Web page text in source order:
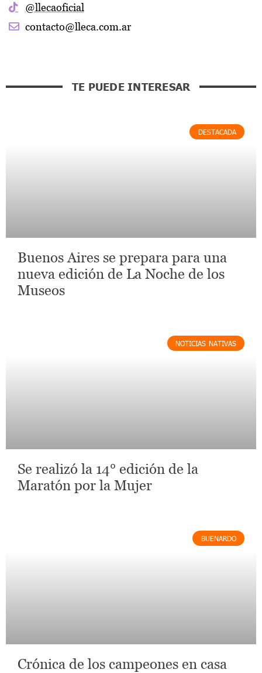
@llecaoficial
contacto@lleca.com.ar
TE PUEDE INTERESAR
DESTACADA
Buenos Aires se prepara para una
nueva edición de La Noche de los
Museos
NOTICIAS NATIVAS
Se realizó la 14° edición de la
Maratón por la Mujer
BUENARDO
Crónica de los campeones en casa